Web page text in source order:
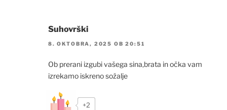
Suhovrški
8. OKTOBRA, 2025 OB 20:51
Ob prerani izgubi vašega sina,brata in očka vam
izrekamo iskreno sožalje
+2